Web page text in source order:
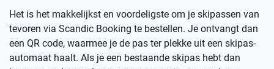
Het is het makkelijkst en voordeligste om je skipassen van
tevoren via Scandic Booking te bestellen. Je ontvangt dan
een QR code, waarmee je de pas ter plekke uit een skipas-
automaat haalt. Als je een bestaande skipas hebt dan